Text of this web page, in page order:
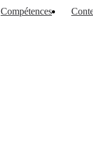
Compétences